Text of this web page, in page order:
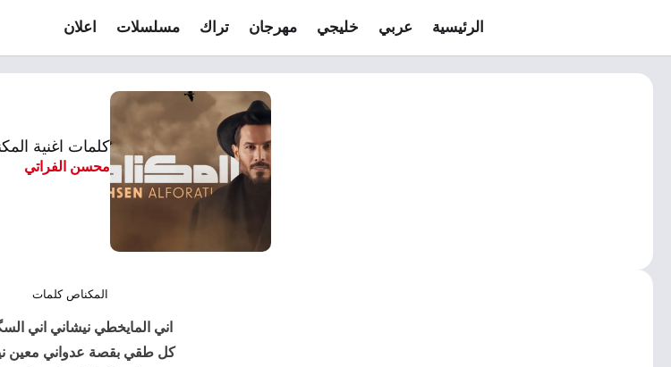
الرئيسية عربي خليجي مهرجان تراك مسلسلات اعلان
كلمات اغنية
محسن الفراتي
المكناص كلمات
اني المايخطي نيشاني اني
كل طقي بقصة عدواني معين